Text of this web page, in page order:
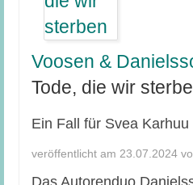
Voosen &
Tode, die wir
Ein Fall für Svea
veröffentlicht am 23.07.2024
Das Autorenduo